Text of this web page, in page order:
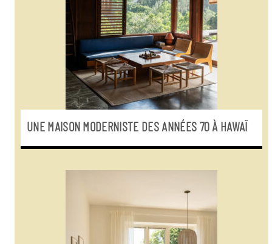
UNE MAISON MODERNISTE DES ANNÉES 70 À HAWAÏ